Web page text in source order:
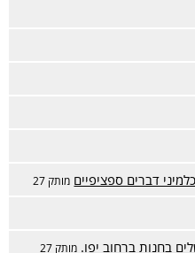
דברים ספציפיים מותק 27
בחנות ברחוב יפו. מותק 27